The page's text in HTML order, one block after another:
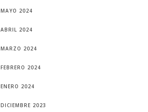
MAYO 2024
ABRIL 2024
MARZO 2024
FEBRERO 2024
ENERO 2024
DICIEMBRE 2023